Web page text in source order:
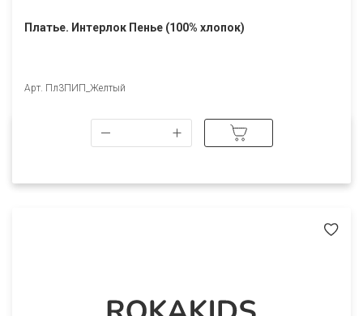
Платье. Интерлок Пенье (100% хлопок)
Арт. Пл3ПИП_Желтый